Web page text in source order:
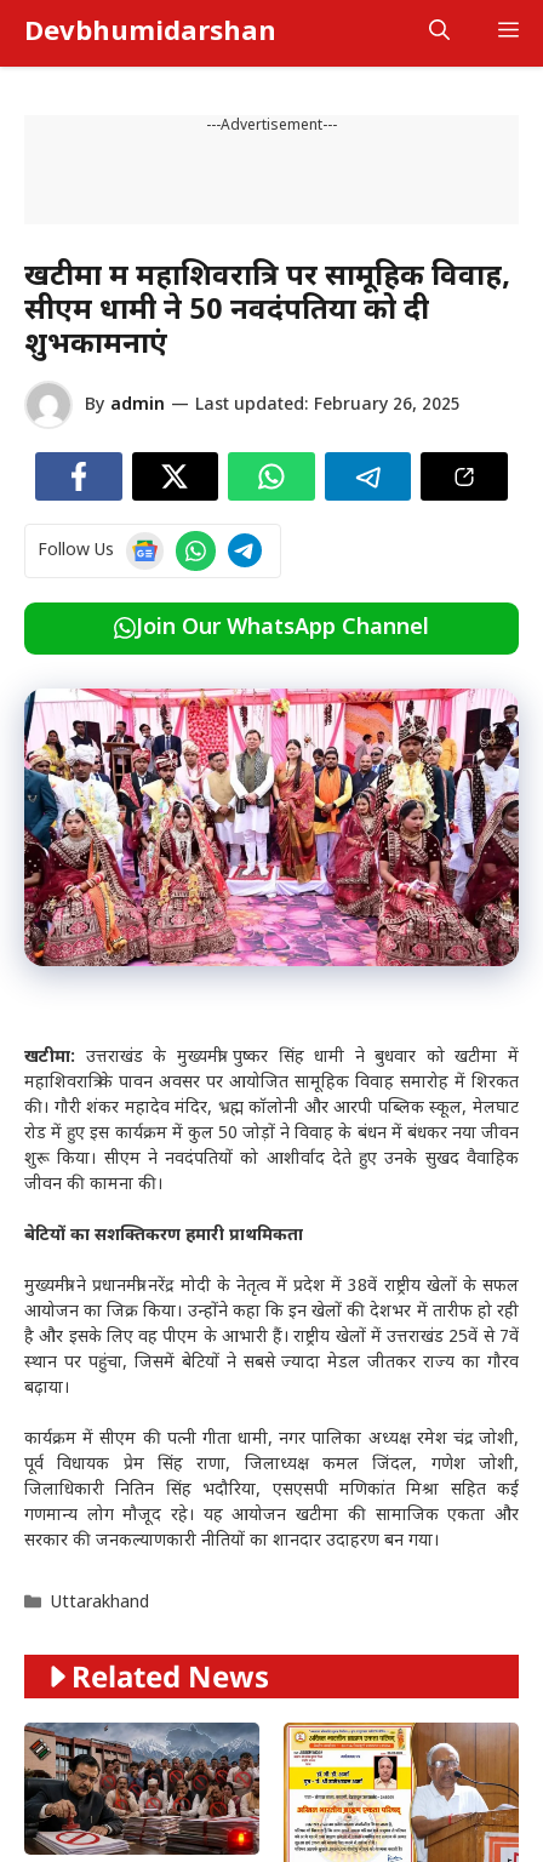
content
Devbhumidarshan
---Advertisement---
खटीमा में महाशिवरात्रि पर सामूहिक विवाह,
सीएम धामी ने 50 नवदंपतियों को दी
शुभकामनाएं
By admin — Last updated: February 26, 2025
Follow Us
Join Our WhatsApp Channel
खटीमा: उत्तराखंड के मुख्यमंत्री पुष्कर सिंह धामी ने बुधवार को खटीमा में
महाशिवरात्रि के पावन अवसर पर आयोजित सामूहिक विवाह समारोह में शिरकत
की। गौरी शंकर महादेव मंदिर, भ्रह्म कॉलोनी और आरपी पब्लिक स्कूल, मेलघाट
रोड में हुए इस कार्यक्रम में कुल 50 जोड़ों ने विवाह के बंधन में बंधकर नया जीवन
शुरू किया। सीएम ने नवदंपतियों को आशीर्वाद देते हुए उनके सुखद वैवाहिक
जीवन की कामना की।
बेटियों का सशक्तिकरण हमारी प्राथमिकता
मुख्यमंत्री ने प्रधानमंत्री नरेंद्र मोदी के नेतृत्व में प्रदेश में 38वें राष्ट्रीय खेलों के सफल
आयोजन का जिक्र किया। उन्होंने कहा कि इन खेलों की देशभर में तारीफ हो रही
है और इसके लिए वह पीएम के आभारी हैं। राष्ट्रीय खेलों में उत्तराखंड 25वें से 7वें
स्थान पर पहुंचा, जिसमें बेटियों ने सबसे ज्यादा मेडल जीतकर राज्य का गौरव
बढ़ाया।
कार्यक्रम में सीएम की पत्नी गीता धामी, नगर पालिका अध्यक्ष रमेश चंद्र जोशी,
पूर्व विधायक प्रेम सिंह राणा, जिलाध्यक्ष कमल जिंदल, गणेश जोशी,
जिलाधिकारी नितिन सिंह भदौरिया, एसएसपी मणिकांत मिश्रा सहित कई
गणमान्य लोग मौजूद रहे। यह आयोजन खटीमा की सामाजिक एकता और
सरकार की जनकल्याणकारी नीतियों का शानदार उदाहरण बन गया।
Categories
Uttarakhand
Related News